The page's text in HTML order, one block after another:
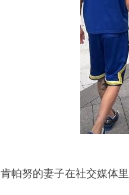
肯帕努的妻子在社交媒体